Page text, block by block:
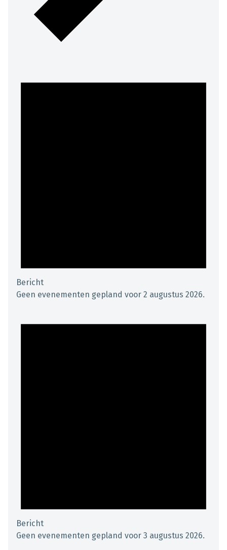
Bericht
Geen evenementen gepland voor 2 augustus 2026.
Bericht
Geen evenementen gepland voor 3 augustus 2026.